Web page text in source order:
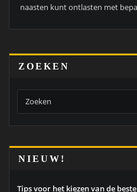
naasten kunt ontlasten met
ZOEKEN
NIEUW!
Tips voor het kiezen van de